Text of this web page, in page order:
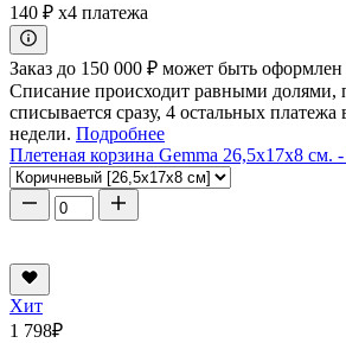
140 ₽ x4 платежа
Заказ до 150 000 ₽ может быть оформлен
Списание происходит равными долями,
списывается сразу, 4 остальных
недели. Подробнее
Плетеная корзина Gemma 26,5x17x8 см.
Хит
1 798₽